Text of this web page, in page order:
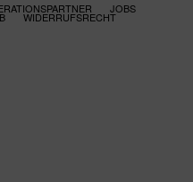
JOBS
WIDERRUFSRECHT